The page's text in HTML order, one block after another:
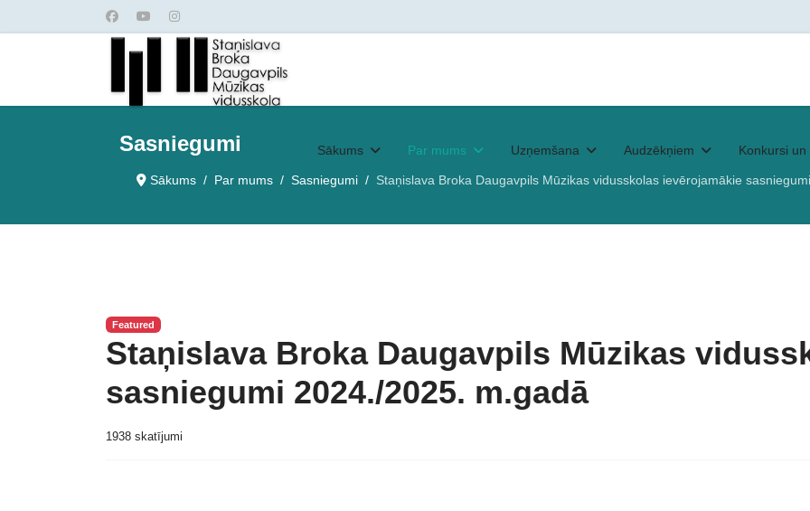
Sākums Par mums Uzņemšana Audzēkņiem Konkursi un
Sasniegumi
Sākums Par mums Sasniegumi Staņislava Broka Daugavpils Mūzikas vidusskolas ievērojamākie
Featured
Staņislava Broka Daugavpils Mūzikas
sasniegumi 2024./2025. m.gadā
1938 skatījumi